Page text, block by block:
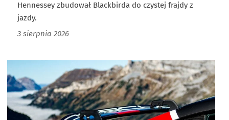
Hennessey zbudował Blackbirda do czystej frajdy z
jazdy.
3 sierpnia 2026